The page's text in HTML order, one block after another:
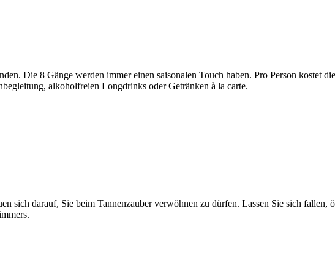
Die 8 Gänge werden immer einen saisonalen Touch haben. Pro Person kostet
alkoholfreien Longdrinks oder Getränken à la carte.
sich darauf, Sie beim Tannenzauber verwöhnen zu dürfen. Lassen Sie sich fallen,